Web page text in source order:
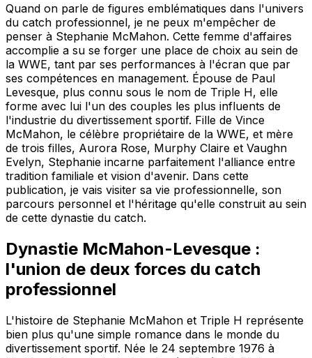
Quand on parle de figures emblématiques dans l'univers
du catch professionnel, je ne peux m'empêcher de
penser à Stephanie McMahon. Cette femme d'affaires
accomplie a su se forger une place de choix au sein de
la WWE, tant par ses performances à l'écran que par
ses compétences en management. Épouse de Paul
Levesque, plus connu sous le nom de Triple H, elle
forme avec lui l'un des couples les plus influents de
l'industrie du divertissement sportif. Fille de Vince
McMahon, le célèbre propriétaire de la WWE, et mère
de trois filles, Aurora Rose, Murphy Claire et Vaughn
Evelyn, Stephanie incarne parfaitement l'alliance entre
tradition familiale et vision d'avenir. Dans cette
publication, je vais visiter sa vie professionnelle, son
parcours personnel et l'héritage qu'elle construit au sein
de cette dynastie du catch.
Dynastie McMahon-Levesque :
l'union de deux forces du catch
professionnel
L'histoire de Stephanie McMahon et Triple H représente
bien plus qu'une simple romance dans le monde du
divertissement sportif. Née le 24 septembre 1976 à